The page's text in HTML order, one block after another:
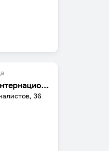
Апартаменты на улице Воинов-Интернационалистов
36